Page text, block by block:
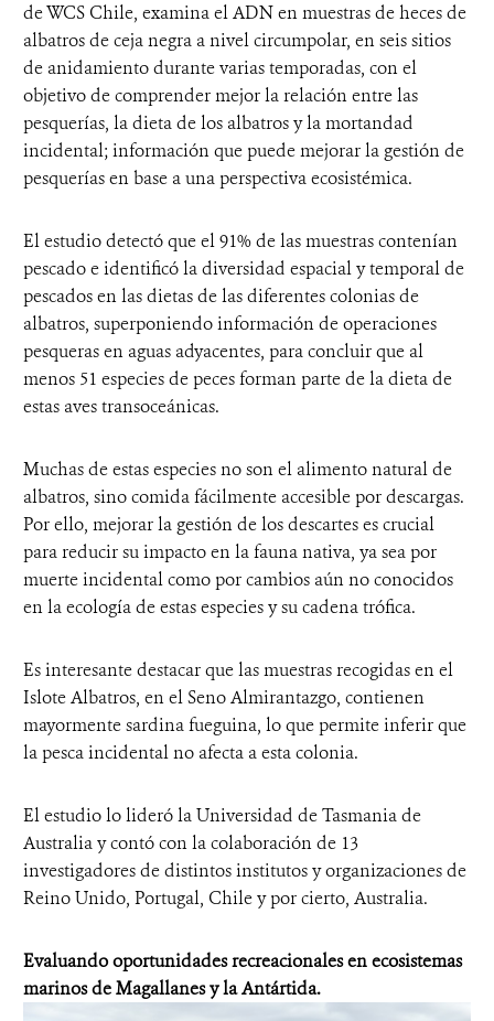
de WCS Chile, examina el ADN en muestras de heces de
albatros de ceja negra a nivel circumpolar, en seis sitios
de anidamiento durante varias temporadas, con el
objetivo de comprender mejor la relación entre las
pesquerías, la dieta de los albatros y la mortandad
incidental; información que puede mejorar la gestión de
pesquerías en base a una perspectiva ecosistémica.
El estudio detectó que el 91% de las muestras contenían
pescado e identificó la diversidad espacial y temporal de
pescados en las dietas de las diferentes colonias de
albatros, superponiendo información de operaciones
pesqueras en aguas adyacentes, para concluir que al
menos 51 especies de peces forman parte de la dieta de
estas aves transoceánicas.
Muchas de estas especies no son el alimento natural de
albatros, sino comida fácilmente accesible por descargas.
Por ello, mejorar la gestión de los descartes es crucial
para reducir su impacto en la fauna nativa, ya sea por
muerte incidental como por cambios aún no conocidos
en la ecología de estas especies y su cadena trófica.
Es interesante destacar que las muestras recogidas en el
Islote Albatros, en el Seno Almirantazgo, contienen
mayormente sardina fueguina, lo que permite inferir que
la pesca incidental no afecta a esta colonia.
El estudio lo lideró la Universidad de Tasmania de
Australia y contó con la colaboración de 13
investigadores de distintos institutos y organizaciones de
Reino Unido, Portugal, Chile y por cierto, Australia.
Evaluando oportunidades recreacionales en ecosistemas
marinos de Magallanes y la Antártida.